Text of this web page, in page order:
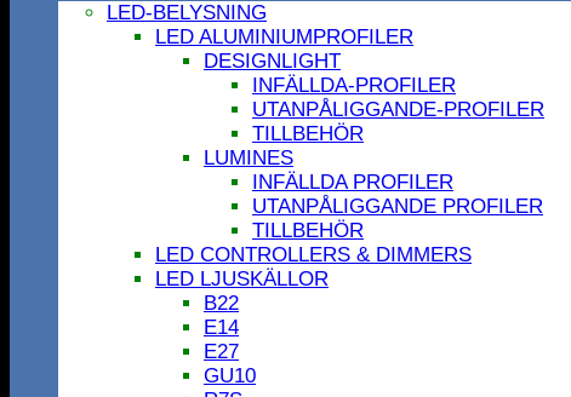
LED-BELYSNING
LED ALUMINIUMPROFILER
DESIGNLIGHT
INFÄLLDA-PROFILER
UTANPÅLIGGANDE-PROFILER
TILLBEHÖR
LUMINES
INFÄLLDA PROFILER
UTANPÅLIGGANDE PROFILER
TILLBEHÖR
LED CONTROLLERS & DIMMERS
LED LJUSKÄLLOR
B22
E14
E27
GU10